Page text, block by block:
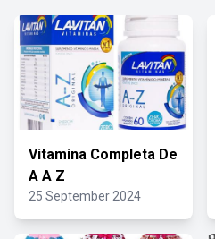
Vitamina Completa De
A A Z
25 September 2024